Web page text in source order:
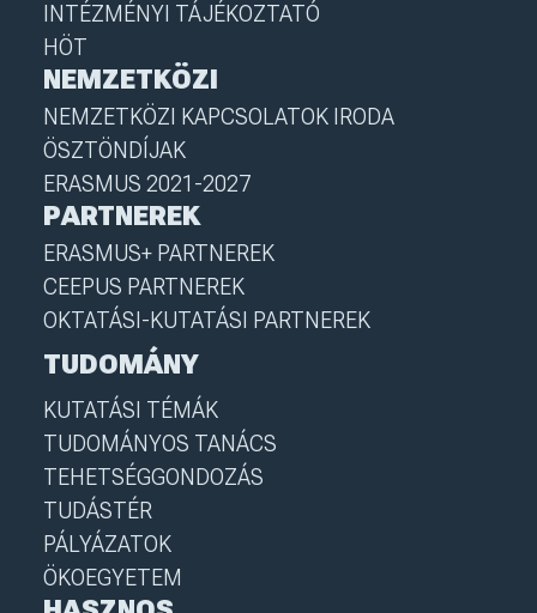
INTÉZMÉNYI TÁJÉKOZTATÓ
HÖT
NEMZETKÖZI
NEMZETKÖZI KAPCSOLATOK IRODA
ÖSZTÖNDÍJAK
ERASMUS 2021-2027
PARTNEREK
ERASMUS+ PARTNEREK
CEEPUS PARTNEREK
OKTATÁSI-KUTATÁSI PARTNEREK
TUDOMÁNY
KUTATÁSI TÉMÁK
TUDOMÁNYOS TANÁCS
TEHETSÉGGONDOZÁS
TUDÁSTÉR
PÁLYÁZATOK
ÖKOEGYETEM